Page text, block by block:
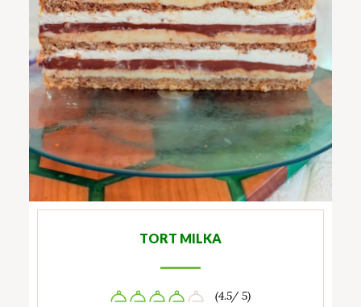
TORT MILKA
(4.5/ 5)